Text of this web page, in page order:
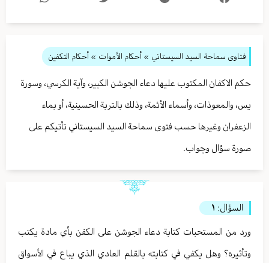
فتاوى سماحة السيد السيستاني » أحكام الأموات » أحكام التكفين
حكم الاكفان المكتوب عليها دعاء الجوشن الكبير، وآية الكرسي، وسورة
يس، والمعوذات، وأسماء الأئمة، وذلك بالتربة الحسينية، أو بماء
الزعفران وغيرها حسب فتوى سماحة السيد السيستاني تأتيكم على
صورة سؤال وجواب.
السؤال: ١
ورد من المستحبات كتابة دعاء الجوشن على الكفن بأي مادة يكتب
وتأثيره؟ وهل يكفي في كتابته بالقلم العادي الذي يباع في الأسواق